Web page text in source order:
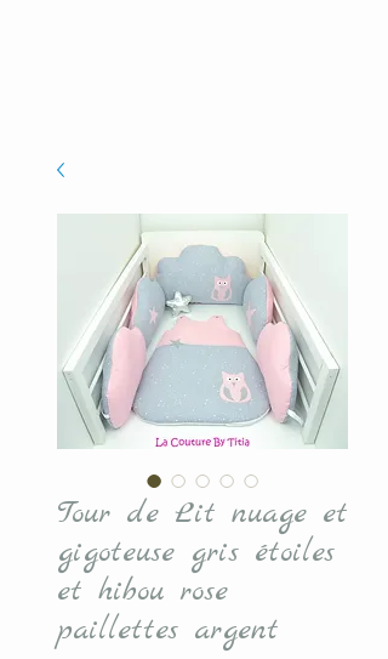
Tour de Lit nuage et
gigoteuse gris étoiles
et hibou rose
paillettes argent